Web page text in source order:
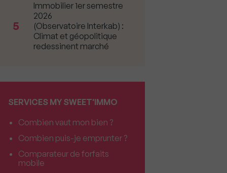
5
Immobilier 1er semestre
2026
(Observatoire Interkab) :
Climat et géopolitique
redessinent marché
SERVICES MY SWEET'IMMO
Combien vaut mon bien ?
Combien puis-je emprunter ?
Comparateur de forfaits
mobile